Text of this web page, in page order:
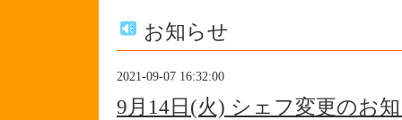
お知らせ
2021-09-07 16:32:00
9月14日(火) シェフ変更のお